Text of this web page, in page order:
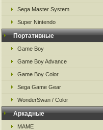
Sega Master System
Super Nintendo
Портативные
Game Boy
Game Boy Advance
Game Boy Color
Sega Game Gear
WonderSwan / Color
Аркадные
MAME